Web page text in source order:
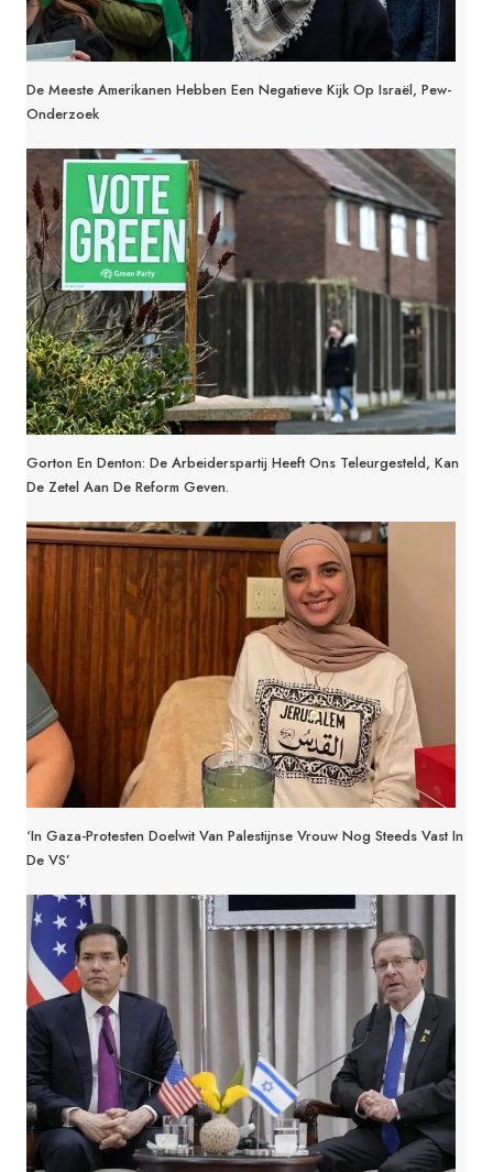
De Meeste Amerikanen Hebben Een Negatieve Kijk Op Israël, Pew-
Onderzoek
Gorton En Denton: De Arbeiderspartij Heeft Ons Teleurgesteld, Kan
De Zetel Aan De Reform Geven.
‘In Gaza-Protesten Doelwit Van Palestijnse Vrouw Nog Steeds Vast In
De VS’